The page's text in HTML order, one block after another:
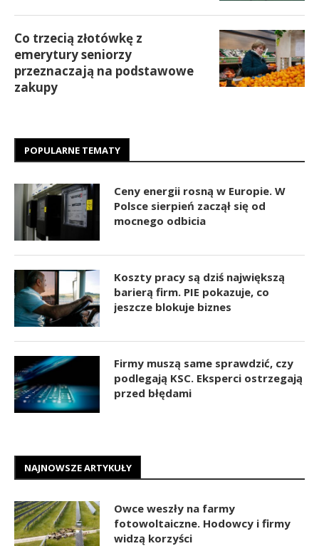
Co trzecią złotówkę z
emerytury seniorzy
przeznaczają na podstawowe
zakupy
POPULARNE TEMATY
Ceny energii rosną w Europie. W
Polsce sierpień zaczął się od
mocnego odbicia
Koszty pracy są dziś największą
barierą firm. PIE pokazuje, co
jeszcze blokuje biznes
Firmy muszą same sprawdzić, czy
podlegają KSC. Eksperci ostrzegają
przed błędami
NAJNOWSZE ARTYKUŁY
Owce weszły na farmy
fotowoltaiczne. Hodowcy i firmy
widzą korzyści